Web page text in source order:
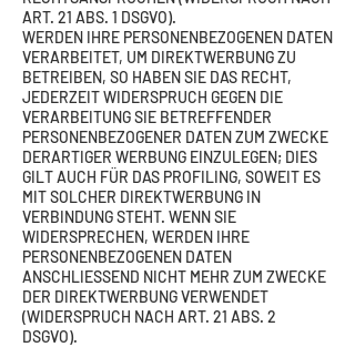
ART. 21 ABS. 1 DSGVO).
WERDEN IHRE PERSONENBEZOGENEN DATEN
VERARBEITET, UM DIREKTWERBUNG ZU
BETREIBEN, SO HABEN SIE DAS RECHT,
JEDERZEIT WIDERSPRUCH GEGEN DIE
VERARBEITUNG SIE BETREFFENDER
PERSONENBEZOGENER DATEN ZUM ZWECKE
DERARTIGER WERBUNG EINZULEGEN; DIES
GILT AUCH FÜR DAS PROFILING, SOWEIT ES
MIT SOLCHER DIREKTWERBUNG IN
VERBINDUNG STEHT. WENN SIE
WIDERSPRECHEN, WERDEN IHRE
PERSONENBEZOGENEN DATEN
ANSCHLIESSEND NICHT MEHR ZUM ZWECKE
DER DIREKTWERBUNG VERWENDET
(WIDERSPRUCH NACH ART. 21 ABS. 2
DSGVO).